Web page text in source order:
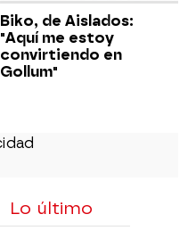
Biko, de Aislados:
"Aquí me estoy
convirtiendo en
Gollum"
Lo último